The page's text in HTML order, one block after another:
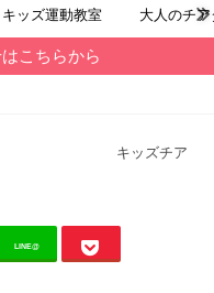
キッズ運動教室 大人のチ
こちらから
キッズチア
LINE@